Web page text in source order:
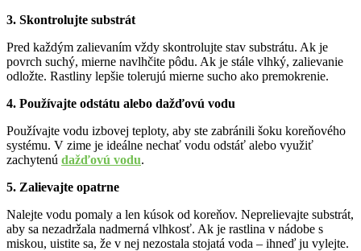
3. Skontrolujte substrát
Pred každým zalievaním vždy skontrolujte stav substrátu. Ak je
povrch suchý, mierne navlhčite pôdu. Ak je stále vlhký, zalievanie
odložte. Rastliny lepšie tolerujú mierne sucho ako premokrenie.
4. Používajte odstátu alebo dažďovú vodu
Používajte vodu izbovej teploty, aby ste zabránili šoku koreňového
systému. V zime je ideálne nechať vodu odstáť alebo využiť
zachytenú dažďovú vodu.
5. Zalievajte opatrne
Nalejte vodu pomaly a len kúsok od koreňov. Neprelievajte substrát,
aby sa nezadržala nadmerná vlhkosť. Ak je rastlina v nádobe s
miskou, uistite sa, že v nej nezostala stojatá voda – ihneď ju vylejte.